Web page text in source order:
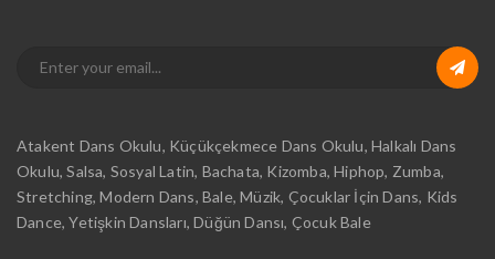
Atakent Dans Okulu, Küçükçekmece Dans Okulu, Halkalı Dans
Okulu, Salsa, Sosyal Latin, Bachata, Kizomba, Hiphop, Zumba,
Stretching, Modern Dans, Bale, Müzik, Çocuklar İçin Dans, Kids
Dance, Yetişkin Dansları, Düğün Dansı, Çocuk Bale